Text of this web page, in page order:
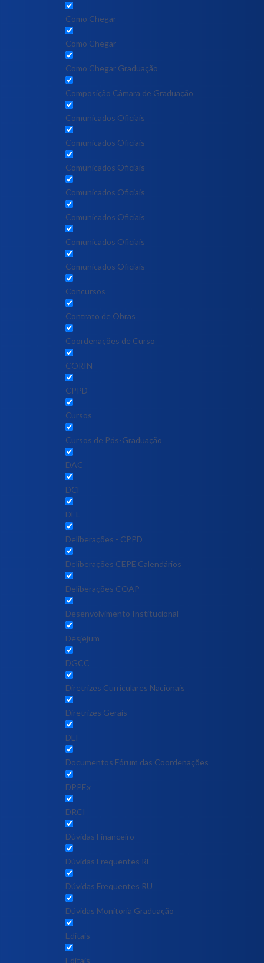
Como Chegar
Como Chegar
Como Chegar Graduação
Composição Câmara de Graduação
Comunicados Oficiais
Comunicados Oficiais
Comunicados Oficiais
Comunicados Oficiais
Comunicados Oficiais
Comunicados Oficiais
Comunicados Oficiais
Concursos
Contrato de Obras
Coordenações de Curso
CORIN
CPPD
Cursos
Cursos de Pós-Graduação
DAC
DCF
DEL
Deliberações - CPPD
Deliberações CEPE Calendários
Deliberações COAP
Desenvolvimento Institucional
Desjejum
DGCC
Diretrizes Curriculares Nacionais
Diretrizes Gerais
DLI
Documentos Fórum das Coordenações
DPPEx
DRCI
Dúvidas Financeiro
Dúvidas Frequentes RE
Dúvidas Frequentes RU
Dúvidas Monitoria Graduação
Editais
Editais